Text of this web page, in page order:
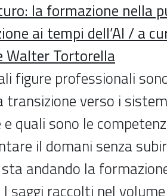
la formazione nella
ai tempi dell’AI / a
Walter Tortorella
figure professionali
transizione verso i
quali sono le
il domani senza
andando la
I saggi raccolti nel